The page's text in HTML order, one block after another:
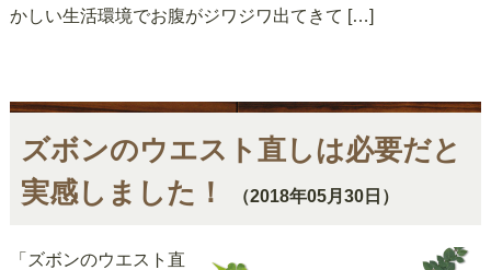
かしい生活環境でお腹がジワジワ出てきて […]
ズボンのウエスト直しは必要だと
実感しました！
（2018年05月30日）
「ズボンのウエスト直